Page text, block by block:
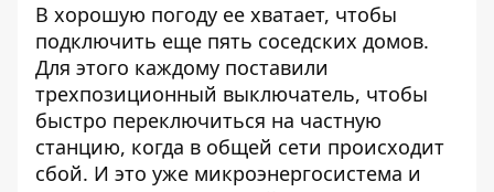
В хорошую погоду ее хватает, чтобы
подключить еще пять соседских домов.
Для этого каждому поставили
трехпозиционный выключатель, чтобы
быстро переключиться на частную
станцию, когда в общей сети происходит
сбой. И это уже микроэнергосистема и